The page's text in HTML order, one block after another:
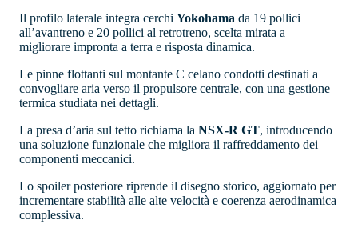
Il profilo laterale integra cerchi Yokohama da 19 pollici
all’avantreno e 20 pollici al retrotreno, scelta mirata a
migliorare impronta a terra e risposta dinamica.
Le pinne flottanti sul montante C celano condotti destinati a
convogliare aria verso il propulsore centrale, con una gestione
termica studiata nei dettagli.
La presa d’aria sul tetto richiama la NSX-R GT, introducendo
una soluzione funzionale che migliora il raffreddamento dei
componenti meccanici.
Lo spoiler posteriore riprende il disegno storico, aggiornato per
incrementare stabilità alle alte velocità e coerenza aerodinamica
complessiva.